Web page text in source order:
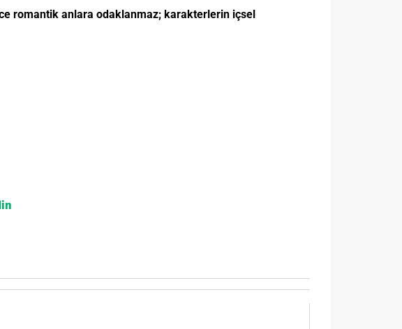
romantik anlara odaklanmaz; karakterlerin içsel